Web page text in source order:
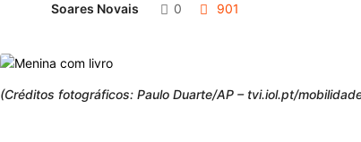
Soares Novais 0 901
(Créditos fotográficos: Paulo Duarte/AP – tvi.iol.pt/